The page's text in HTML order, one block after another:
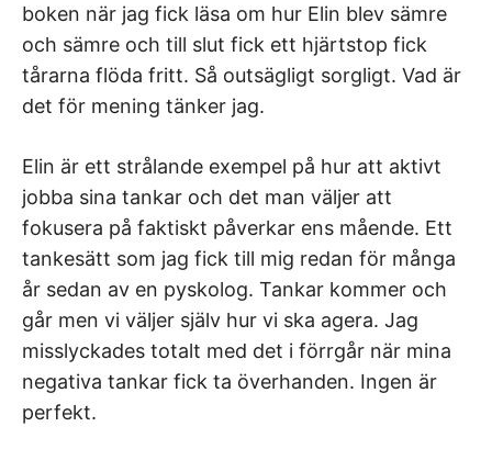
boken när jag fick läsa om hur Elin blev sämre
och sämre och till slut fick ett hjärtstop fick
tårarna flöda fritt. Så outsägligt sorgligt. Vad är
det för mening tänker jag.
Elin är ett strålande exempel på hur att aktivt
jobba sina tankar och det man väljer att
fokusera på faktiskt påverkar ens mående. Ett
tankesätt som jag fick till mig redan för många
år sedan av en pyskolog. Tankar kommer och
går men vi väljer själv hur vi ska agera. Jag
misslyckades totalt med det i förrgår när mina
negativa tankar fick ta överhanden. Ingen är
perfekt.